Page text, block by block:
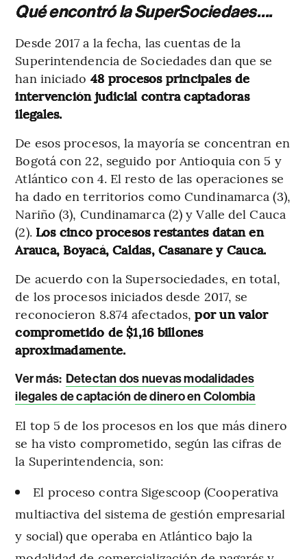
Qué encontró la SuperSociedaes….
Desde 2017 a la fecha, las cuentas de la
Superintendencia de Sociedades dan que se
han iniciado 48 procesos principales de
intervención judicial contra captadoras
ilegales.
De esos procesos, la mayoría se concentran en
Bogotá con 22, seguido por Antioquia con 5 y
Atlántico con 4. El resto de las operaciones se
ha dado en territorios como Cundinamarca (3),
Nariño (3), Cundinamarca (2) y Valle del Cauca
(2). Los cinco procesos restantes datan en
Arauca, Boyacá, Caldas, Casanare y Cauca.
De acuerdo con la Supersociedades, en total,
de los procesos iniciados desde 2017, se
reconocieron 8.874 afectados,por un valor
comprometido de $1,16 billones
aproximadamente.
Ver más: Detectan dos nuevas modalidades
ilegales de captación de dinero en Colombia
El top 5 de los procesos en los que más dinero
se ha visto comprometido, según las cifras de
la Superintendencia, son:
El proceso contra Sigescoop (Cooperativa
multiactiva del sistema de gestión empresarial
y social) que operaba en Atlántico bajo la